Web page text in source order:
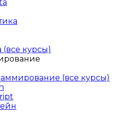
(все курсы)
(все курсы)